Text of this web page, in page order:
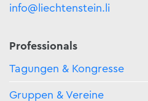
info@liechtenstein.li
Professionals
Tagungen & Kongresse
Gruppen & Vereine